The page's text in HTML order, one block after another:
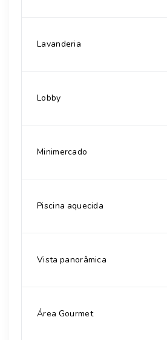
Lavanderia
Lobby
Minimercado
Piscina aquecida
Vista panorâmica
Área Gourmet